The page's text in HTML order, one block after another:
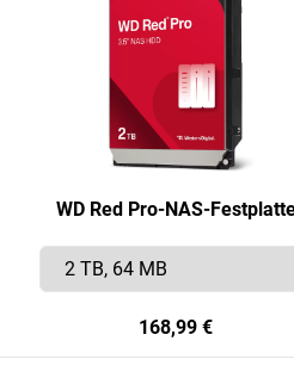
WD Red Pro-NAS-
168,99 €